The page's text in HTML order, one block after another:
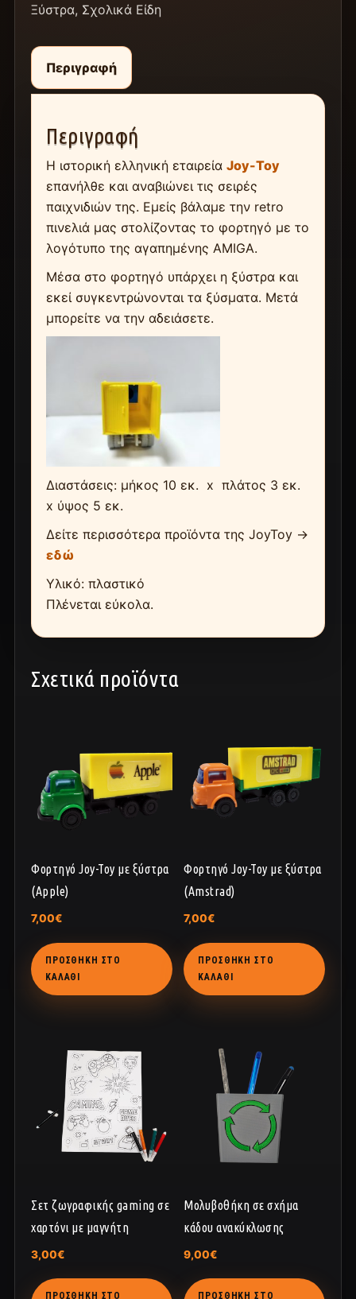
Ξύστρα, Σχολικά Είδη
Περιγραφή
Περιγραφή
Η ιστορική ελληνική εταιρεία Joy-Toy
επανήλθε και αναβιώνει τις σειρές
παιχνιδιών της. Εμείς βάλαμε την retro
πινελιά μας στολίζοντας το φορτηγό με το
λογότυπο της αγαπημένης AMIGA.
Μέσα στο φορτηγό υπάρχει η ξύστρα και
εκεί συγκεντρώνονται τα ξύσματα. Μετά
μπορείτε να την αδειάσετε.
Διαστάσεις: μήκος 10 εκ. x πλάτος 3 εκ.
x ύψος 5 εκ.
Δείτε περισσότερα προϊόντα της JoyToy ->
εδώ
Υλικό: πλαστικό
Πλένεται εύκολα.
Σχετικά προϊόντα
Φορτηγό Joy-Toy με ξύστρα
(Apple)
7,00€
ΠΡΟΣΘΉΚΗ ΣΤΟ
ΚΑΛΆΘΙ
Φορτηγό Joy-Toy με ξύστρα
(Amstrad)
7,00€
ΠΡΟΣΘΉΚΗ ΣΤΟ
ΚΑΛΆΘΙ
Σετ ζωγραφικής gaming σε
χαρτόνι με μαγνήτη
3,00€
ΠΡΟΣΘΉΚΗ ΣΤΟ
Μολυβοθήκη σε σχήμα
κάδου ανακύκλωσης
9,00€
ΠΡΟΣΘΉΚΗ ΣΤΟ